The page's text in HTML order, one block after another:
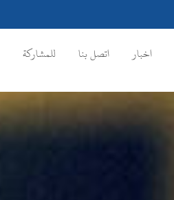
اخبار اتصل بنا للمشاركة